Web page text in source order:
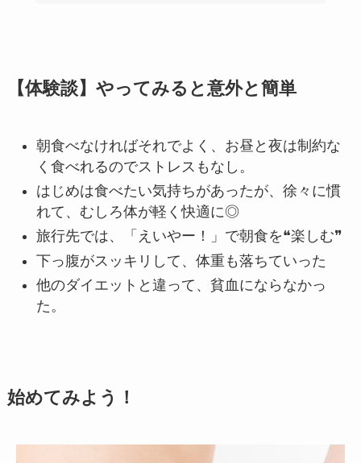
【体験談】やってみると意外と簡単
朝食べなければそれでよく、お昼と夜は制約な
く食べれるのでストレスもなし。
はじめは食べたい気持ちがあったが、徐々に慣
れて、むしろ体が軽く快適に◎
旅行先では、「えいやー！」で朝食を❝楽しむ❞
下っ腹がスッキリして、体重も落ちていった
他のダイエットと違って、貧血にならなかっ
た。
始めてみよう！